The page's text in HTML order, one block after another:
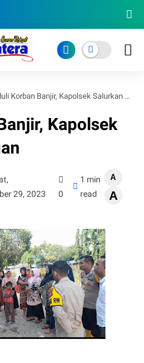
Korban Banjir, Kapolsek Salurkan Bantuan
Kapolsek
29, 2023
0
1 min
read
A
A